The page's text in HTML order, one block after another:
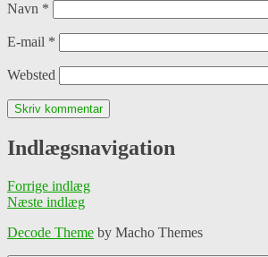
Navn *
E-mail *
Websted
Indlægsnavigation
Forrige indlæg
Næste indlæg
Decode Theme by Macho Themes